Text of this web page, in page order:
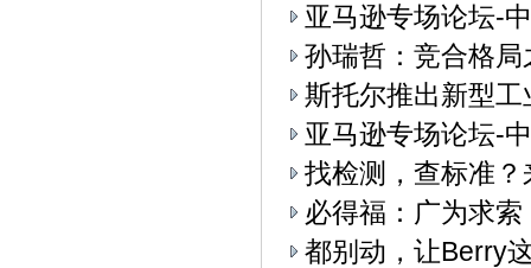
亚马逊专场论坛-
孙瑞哲：竞合格
斯托尔推出新型
亚马逊专场论坛-
找检测，查标准
必得福：广为求
都别动，让Berry